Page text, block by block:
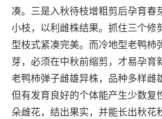
凑。三是入秋待枝增粗剪后孕育春
小枝，以利雌株结果。抓住三个修
型枝式紧凑完美。而冷地型老鸭柿
芽，必须在中秋前缩剪，才易孕育
老鸭柿弹子雌雄异株，品种多样雌
但有发育良好的个体能产生少数复
朵雌花，结出果实，并能长出秋花